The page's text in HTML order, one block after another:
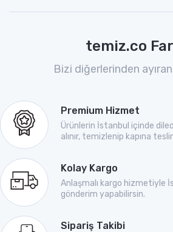
temiz.co
Bizi diğerlerinden
Premium Hizmet
Ürünlerin İstanbul içinde
alınır, temizlenip kapına
Kolay Kargo
Anlaşmalı kargo hizmetiyle
gönderim yapabilirsin.
Sipariş Takibi